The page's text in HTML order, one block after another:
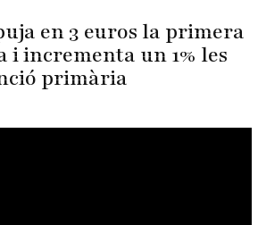
en 3 euros la primera
i incrementa un 1% les
primària